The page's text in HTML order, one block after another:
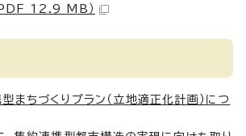
PDF 12.9 MB）
まちづくりプラン（立地適正化計画）につ